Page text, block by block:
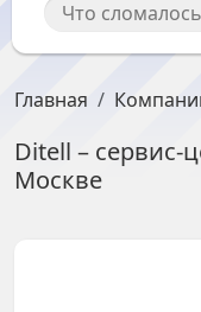
Главная
Ditell – сервис-
Москве